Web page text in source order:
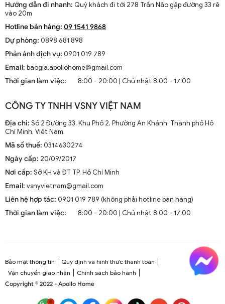
Hướng dẫn đi nhanh: Quý khách đi tới 278 Trần Não gặp đường 33 rẽ
vào 20m
Hotline bán hàng: 09 1541 9868
Dự phòng: 0898 681 898
Phản ánh dịch vụ: 0901 019 789
Email: baogia.apollohome@gmail.com
Thời gian làm việc:
8:00 - 20:00 | Chủ nhật 8:00 - 17:00
CÔNG TY TNHH VSNY VIỆT NAM
Địa chỉ: Số 2 Đường 33, Khu Phố 2, Phường An Khánh, Thành phố Hồ
Chí Minh, Việt Nam.
Mã số thuế: 0314630274
Ngày cấp: 20/09/2017
Nơi cấp: Sở KH và ĐT TP. Hồ Chí Minh
Email: vsnyvietnam@gmail.com
Liên hệ hợp tác: 0901 019 789 (không phải hotline bán hàng)
Thời gian làm việc:
8:00 - 20:00 | Chủ nhật 8:00 - 17:00
Bảo mật thông tin
Quy định và hình thức thanh toán
Vận chuyển giao nhận
Chính sách bảo hành
Copyright © 2022 - Apollo Home